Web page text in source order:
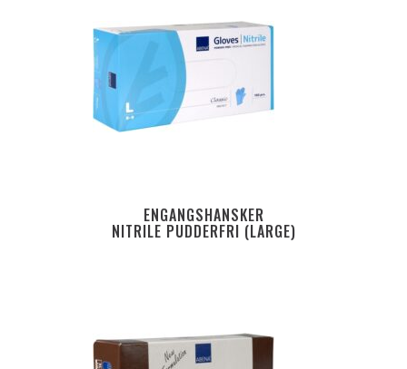
ENGANGSHANSKER
NITRILE PUDDERFRI (LARGE)